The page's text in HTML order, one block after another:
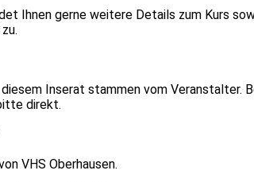
Ihnen gerne weitere Details zum Kurs
Inserat stammen vom Veranstalter.
direkt.
VHS Oberhausen.